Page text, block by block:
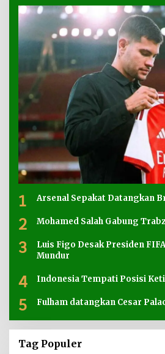
1 Arsenal Sepakat Datangkan
2 Mohamed Salah Gabung
3
Luis Figo Desak Presiden
Mundur
4 Indonesia Tempati Posisi
5 Fulham datangkan Cesar
Tag Populer